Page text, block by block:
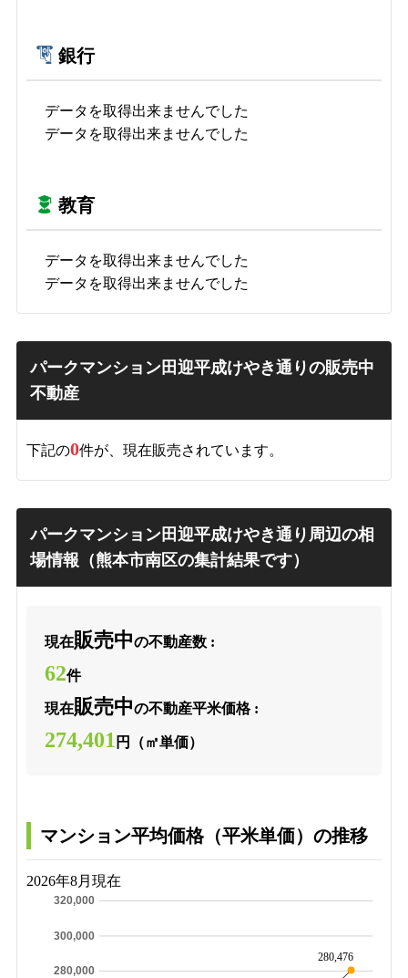
銀行
データを取得出来ませんでした
データを取得出来ませんでした
教育
データを取得出来ませんでした
データを取得出来ませんでした
パークマンション田迎平成けやき通りの販売中
不動産
下記の0件が、現在販売されています。
パークマンション田迎平成けやき通り周辺の相
場情報（熊本市南区の集計結果です）
現在販売中の不動産数 :
62件
現在販売中の不動産平米価格 :
274,401 円（㎡単価）
マンション平均価格（平米単価）の推移
2026年8月現在
280,000
300,000
320,000
280,476